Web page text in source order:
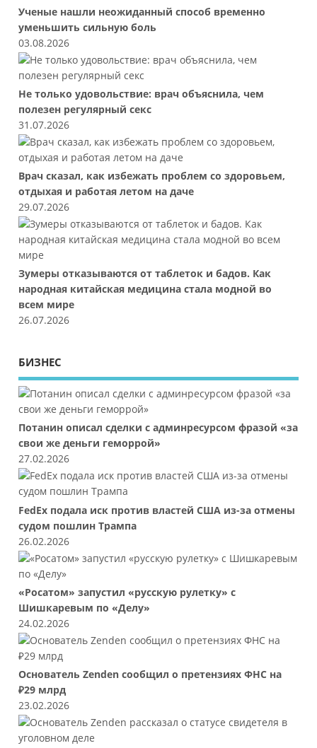
Ученые нашли неожиданный способ временно
уменьшить сильную боль
03.08.2026
Не только удовольствие: врач объяснила, чем
полезен регулярный секс
31.07.2026
Врач сказал, как избежать проблем со здоровьем,
отдыхая и работая летом на даче
29.07.2026
Зумеры отказываются от таблеток и бадов. Как
народная китайская медицина стала модной во
всем мире
26.07.2026
БИЗНЕС
Потанин описал сделки с админресурсом фразой «за
свои же деньги геморрой»
27.02.2026
FedEx подала иск против властей США из-за отмены
судом пошлин Трампа
26.02.2026
«Росатом» запустил «русскую рулетку» с
Шишкаревым по «Делу»
24.02.2026
Основатель Zenden сообщил о претензиях ФНС на
₽29 млрд
23.02.2026